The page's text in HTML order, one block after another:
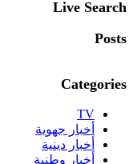
Live Search
Posts
Categories
TV
أخبار جهوية
أخبار دينية
أخبار وطنية